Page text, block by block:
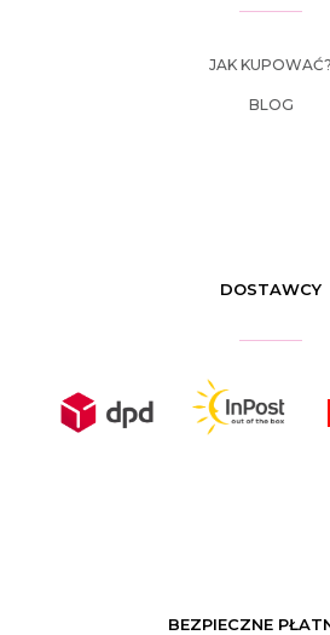
JAK KUPOWAĆ?
BLOG
DOSTAWCY
BEZPIECZNE